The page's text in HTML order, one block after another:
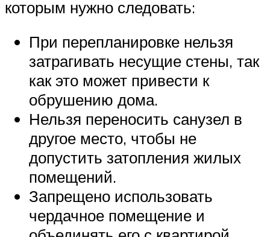
которым нужно следовать:
При перепланировке нельзя
затрагивать несущие стены, так
как это может привести к
обрушению дома.
Нельзя переносить санузел в
другое место, чтобы не
допустить затопления жилых
помещений.
Запрещено использовать
чердачное помещение и